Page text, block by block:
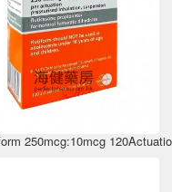
250mcg:10mcg